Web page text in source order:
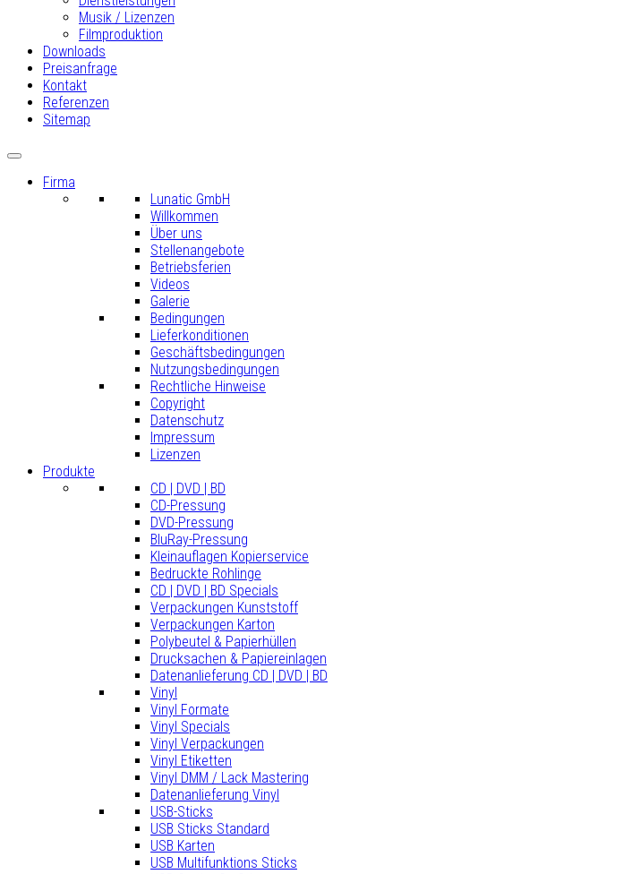
Musik / Lizenzen
Filmproduktion
Downloads
Preisanfrage
Kontakt
Referenzen
Sitemap
Firma
Lunatic GmbH
Willkommen
Über uns
Stellenangebote
Betriebsferien
Videos
Galerie
Bedingungen
Lieferkonditionen
Geschäftsbedingungen
Nutzungsbedingungen
Rechtliche Hinweise
Copyright
Datenschutz
Impressum
Lizenzen
Produkte
CD | DVD | BD
CD-Pressung
DVD-Pressung
BluRay-Pressung
Kleinauflagen Kopierservice
Bedruckte Rohlinge
CD | DVD | BD Specials
Verpackungen Kunststoff
Verpackungen Karton
Polybeutel & Papierhüllen
Drucksachen & Papiereinlagen
Datenanlieferung CD | DVD | BD
Vinyl
Vinyl Formate
Vinyl Specials
Vinyl Verpackungen
Vinyl Etiketten
Vinyl DMM / Lack Mastering
Datenanlieferung Vinyl
USB-Sticks
USB Sticks Standard
USB Karten
USB Multifunktions Sticks